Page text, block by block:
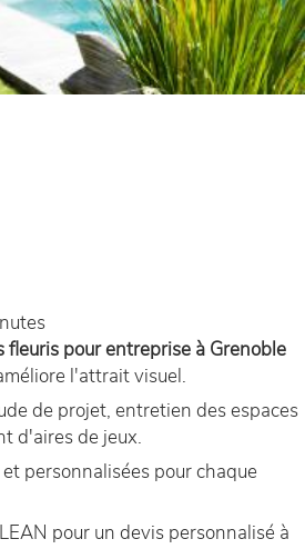
fleuris pour entreprise à Grenoble
l'attrait visuel.
de projet, entretien des espaces
d'aires de jeux.
personnalisées pour chaque
pour un devis personnalisé à